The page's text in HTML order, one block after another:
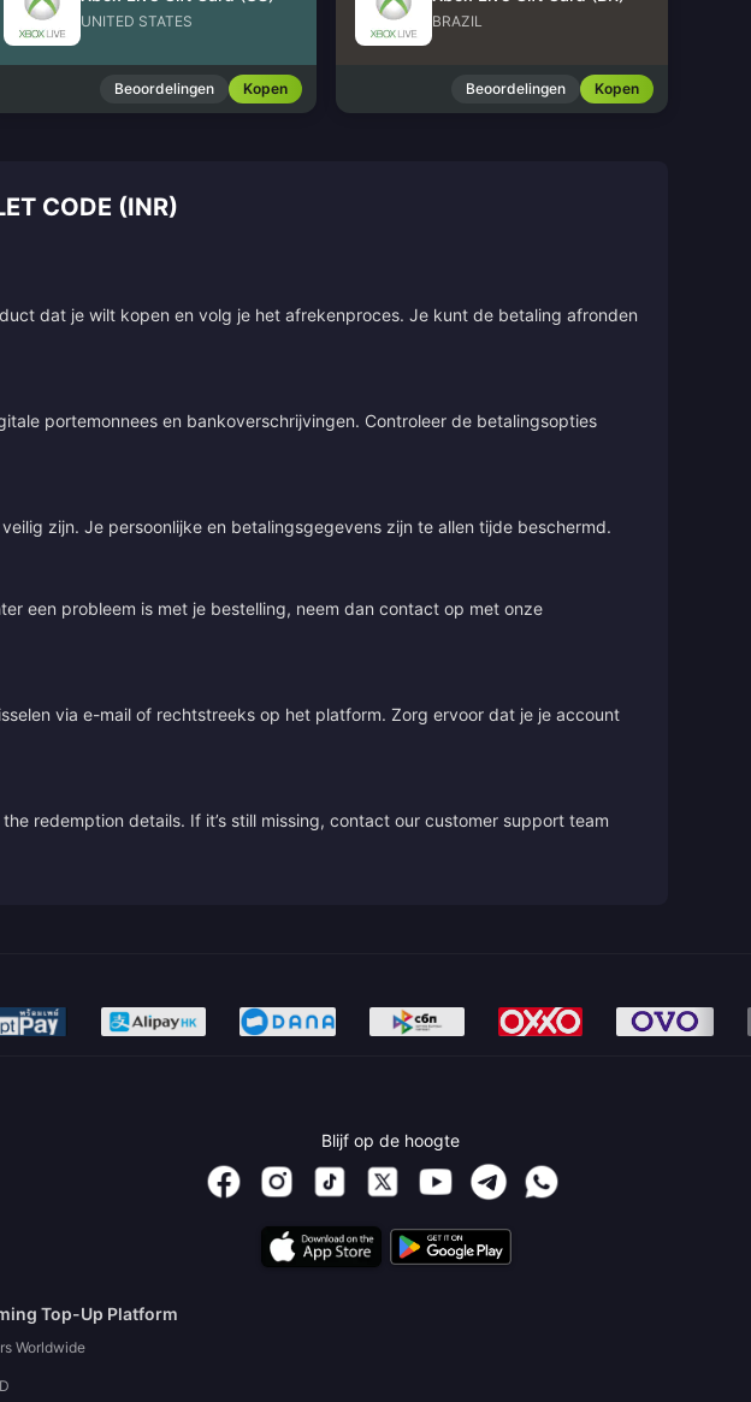
UNITED STATES
Beoordelingen Kopen
BRAZIL
Beoordelingen Kopen
CODE (INR)
dat je wilt kopen en volg je het afrekenproces. Je kunt de betaling afronden
portemonnees en bankoverschrijvingen. Controleer de betalingsopties
zijn. Je persoonlijke en betalingsgegevens zijn te allen tijde beschermd.
een probleem is met je bestelling, neem dan contact op met onze
via e-mail of rechtstreeks op het platform. Zorg ervoor dat je je account
redemption details. If it’s still missing, contact our customer support team
Blijf op de hoogte
Top-Up Platform
Worldwide